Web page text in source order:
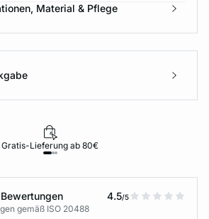
Material & Pflege
Gratis-Lieferung ab 80€
4.5/5
gemäß ISO 20488